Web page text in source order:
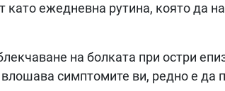
като ежедневна рутина, която да
на болката при остри
симптомите ви, редно е да